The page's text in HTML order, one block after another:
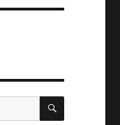
SEARCH